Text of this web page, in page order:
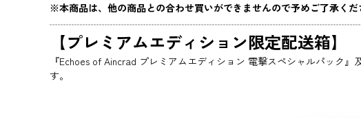
※本商品は、他の商品との合わせ買いができませんので予めご了承くだ
【プレミアムエディション限定配送箱】
『Echoes of Aincrad プレミアムエディション 電撃スペシャルパック
す。